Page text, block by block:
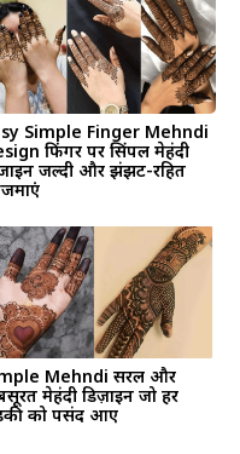
Simple Finger Mehndi
फिंगर पर सिंपल मेहंदी
जल्दी और झंझट-रहित
Mehndi सरल और
मेहंदी डिज़ाइन जो हर
को पसंद आए